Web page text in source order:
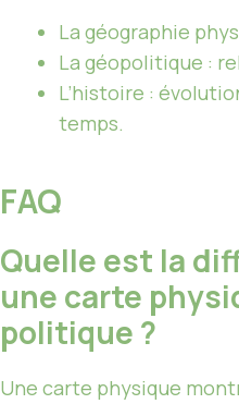
La géographie
La géopolitique :
L’histoire :
temps.
FAQ
Quelle est la
une carte
politique ?
Une carte physique